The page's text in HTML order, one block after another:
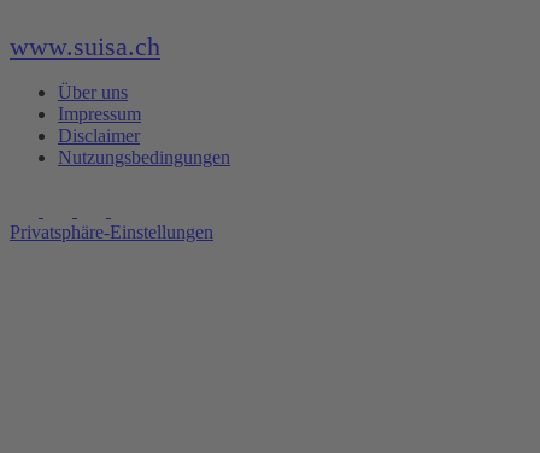
www.suisa.ch
Über uns
Impressum
Disclaimer
Nutzungsbedingungen
Privatsphäre-Einstellungen